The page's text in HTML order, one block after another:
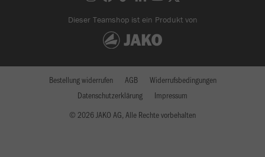
Dieser Teamshop ist ein Produkt von
© 2026 JAKO AG, Alle Rechte vorbehalten
Bestellung widerrufen AGB
Widerrufsbedingungen
Datenschutzerklärung
Impressum